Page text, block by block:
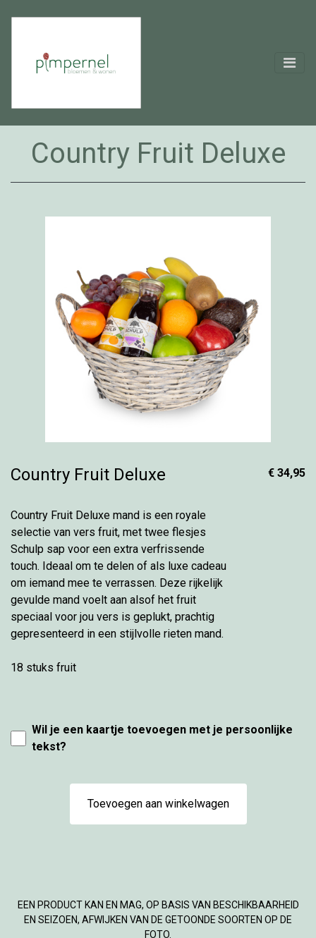
Country Fruit Deluxe
Country Fruit Deluxe
Country Fruit Deluxe mand is een royale
selectie van vers fruit, met twee flesjes
Schulp sap voor een extra verfrissende
touch. Ideaal om te delen of als luxe cadeau
om iemand mee te verrassen. Deze rijkelijk
gevulde mand voelt aan alsof het fruit
speciaal voor jou vers is geplukt, prachtig
gepresenteerd in een stijlvolle rieten mand.
18 stuks fruit
€ 34,95
Wil je een kaartje toevoegen met je persoonlijke
tekst?
Toevoegen aan winkelwagen
EEN PRODUCT KAN EN MAG, OP BASIS VAN BESCHIKBAARHEID
EN SEIZOEN, AFWIJKEN VAN DE GETOONDE SOORTEN OP DE
FOTO.